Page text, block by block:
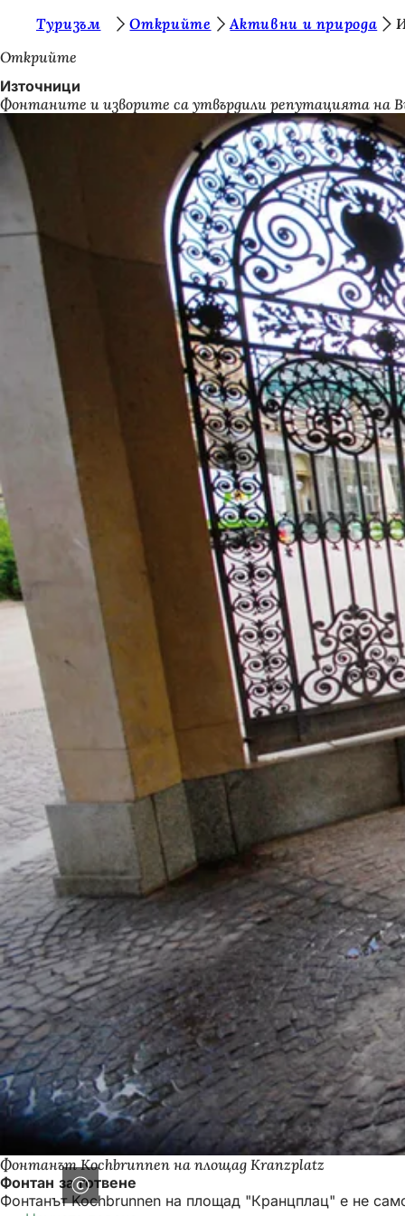
Преминаване към съдържанието
и
е
с
т
е
т
Туризъм Открийте Активни и природа
Открийте
Източници
Фонтаните и изворите са утвърдили репутацията на
Фонтанът Kochbrunnen на площад Kranzplatz
Фонтан за готвене
Фонтанът Kochbrunnen на площад "Кранцплац" е не